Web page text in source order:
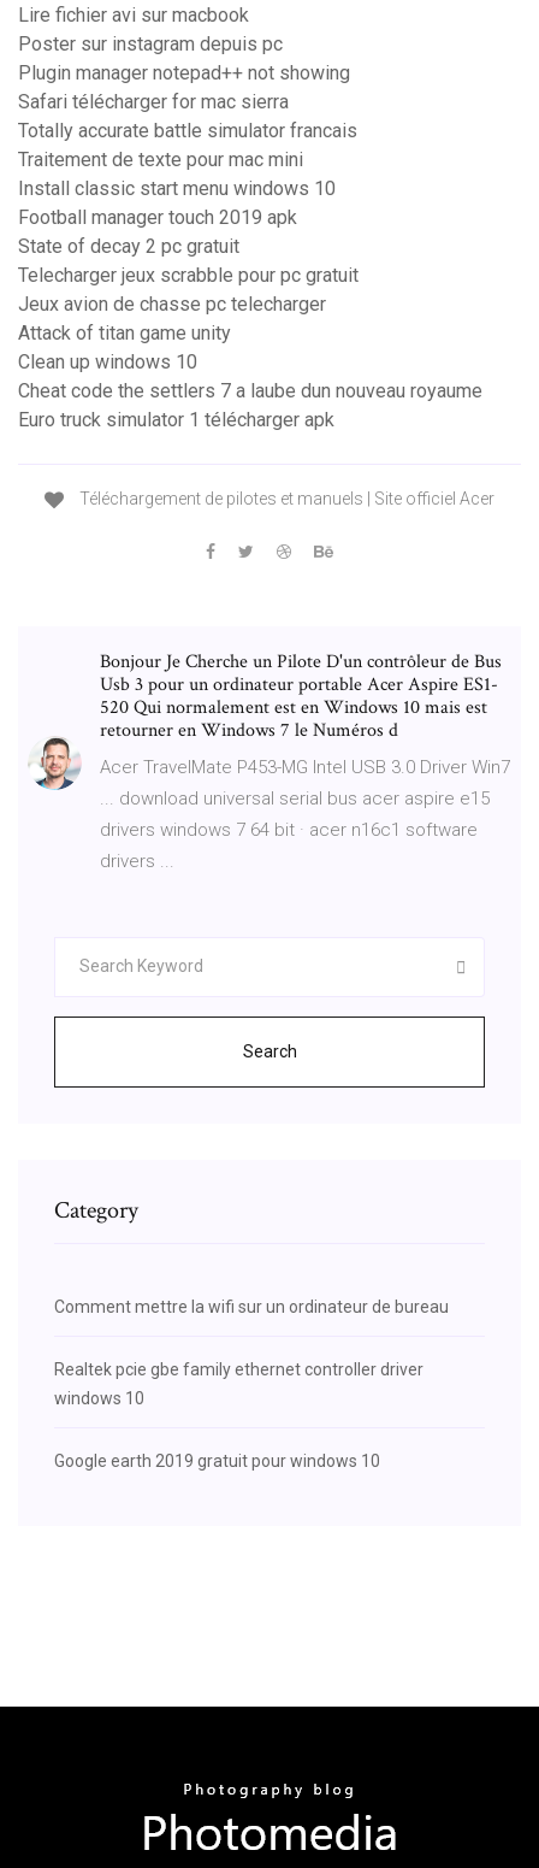
Lire fichier avi sur macbook
Poster sur instagram depuis pc
Plugin manager notepad++ not showing
Safari télécharger for mac sierra
Totally accurate battle simulator francais
Traitement de texte pour mac mini
Install classic start menu windows 10
Football manager touch 2019 apk
State of decay 2 pc gratuit
Telecharger jeux scrabble pour pc gratuit
Jeux avion de chasse pc telecharger
Attack of titan game unity
Clean up windows 10
Cheat code the settlers 7 a laube dun nouveau royaume
Euro truck simulator 1 télécharger apk
Téléchargement de pilotes et manuels | Site officiel Acer
Bonjour Je Cherche un Pilote D'un contrôleur de Bus
Usb 3 pour un ordinateur portable Acer Aspire ES1-
520 Qui normalement est en Windows 10 mais est
retourner en Windows 7 le Numéros d
Acer TravelMate P453-MG Intel USB 3.0 Driver Win7
... download universal serial bus acer aspire e15
drivers windows 7 64 bit · acer n16c1 software
drivers ...
Search
Category
Comment mettre la wifi sur un ordinateur de bureau
Realtek pcie gbe family ethernet controller driver
windows 10
Google earth 2019 gratuit pour windows 10